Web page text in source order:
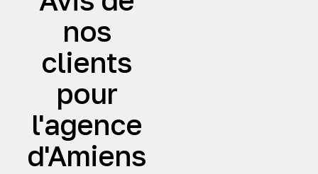
nos
clients
pour
l'agence
d'Amiens